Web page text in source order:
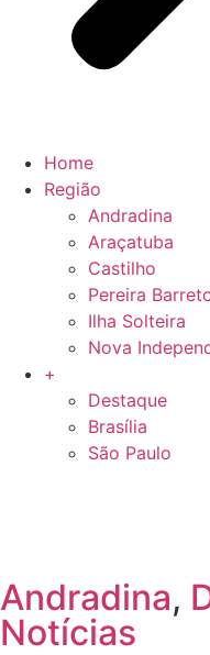
Home
Região
Andradina
Araçatuba
Castilho
Pereira
Ilha Solteira
Nova
+
Destaque
Brasília
São Paulo
Andradina,
Notícias